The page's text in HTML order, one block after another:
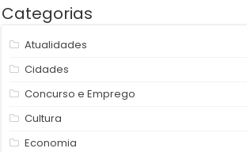
Categorias
Atualidades
Cidades
Concurso e Emprego
Cultura
Economia